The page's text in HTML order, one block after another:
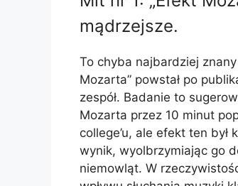
mądrzejsze.
To chyba najbardziej
Mozarta” powstał po
zespół. Badanie to
Mozarta przez 10 minut
college’u, ale efekt ten
wynik, wyolbrzymiając go
niemowląt. W